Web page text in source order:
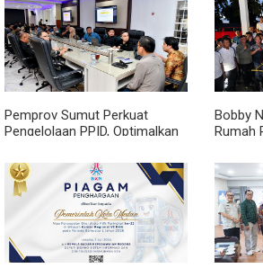
Pemprov Sumut Perkuat
Pengelolaan PPID, Optimalkan
Nomor 2 Tahun 2026
Bobby
Rumah